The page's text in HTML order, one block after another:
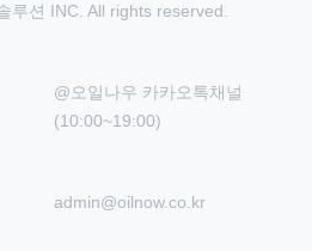
루션 INC. All rights reserved.
@오일나우 카카오톡채널
(10:00~19:00)
admin@oilnow.co.kr